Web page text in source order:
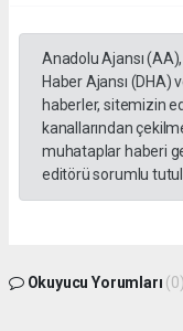
Anadolu Ajansı
Haber Ajansı
haberler, sitemizin
kanallarından
muhataplar haberi
editörü sorumlu
Okuyucu Yorumları (0)